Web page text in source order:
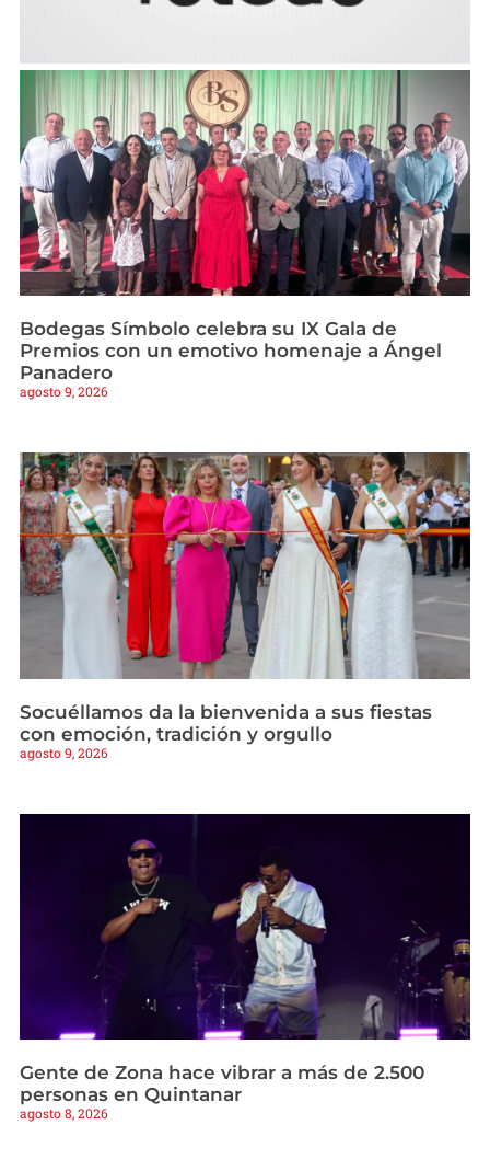
Bodegas Símbolo celebra su IX Gala de
Premios con un emotivo homenaje a Ángel
Panadero
agosto 9, 2026
Socuéllamos da la bienvenida a sus fiestas
con emoción, tradición y orgullo
agosto 9, 2026
Gente de Zona hace vibrar a más de 2.500
personas en Quintanar
agosto 8, 2026